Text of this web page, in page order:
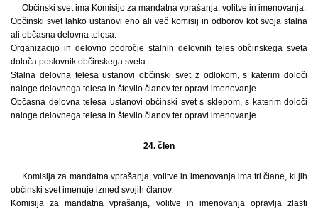
Občinski svet ima Komisijo za mandatna vprašanja, volitve in imenovanja.
Občinski svet lahko ustanovi eno ali več komisij in odborov kot svoja stalna
ali občasna delovna telesa.
Organizacijo in delovno področje stalnih delovnih teles občinskega sveta
določa poslovnik občinskega sveta.
Stalna delovna telesa ustanovi občinski svet z odlokom, s katerim določi
naloge delovnega telesa in število članov ter opravi imenovanje.
Občasna delovna telesa ustanovi občinski svet s sklepom, s katerim določi
naloge delovnega telesa in število članov ter opravi imenovanje.
24. člen
Komisija za mandatna vprašanja, volitve in imenovanja ima tri člane, ki jih
občinski svet imenuje izmed svojih članov.
Komisija za mandatna vprašanja, volitve in imenovanja opravlja zlasti